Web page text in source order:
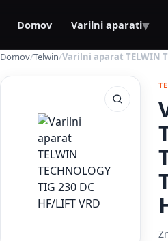
Domov Varilni aparati▾
Domov/Telwin/Varilni aparat TELWIN